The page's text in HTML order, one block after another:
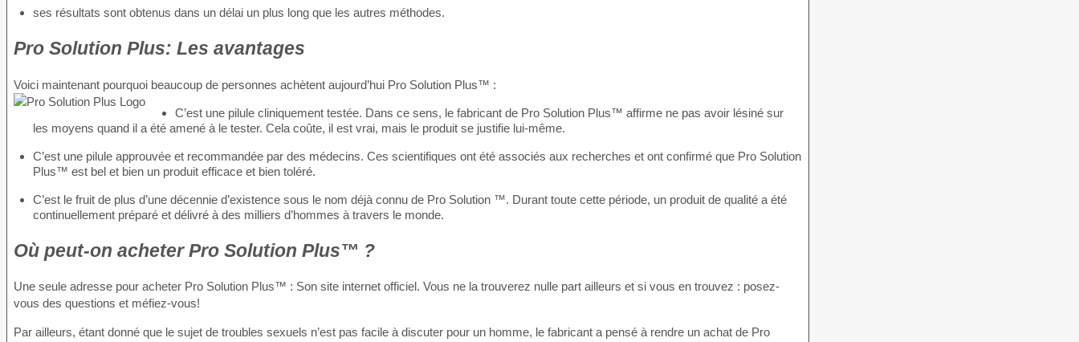
ses résultats sont obtenus dans un délai un plus long que les autres méthodes.
Pro Solution Plus: Les avantages
Voici maintenant pourquoi beaucoup de personnes achètent aujourd’hui Pro Solution Plus™ :
C’est une pilule cliniquement testée. Dans ce sens, le fabricant de Pro Solution Plus™ affirme ne pas avoir lésiné sur
les moyens quand il a été amené à le tester. Cela coûte, il est vrai, mais le produit se justifie lui-même.
C’est une pilule approuvée et recommandée par des médecins. Ces scientifiques ont été associés aux recherches et ont confirmé que Pro Solution
Plus™ est bel et bien un produit efficace et bien toléré.
C’est le fruit de plus d’une décennie d’existence sous le nom déjà connu de Pro Solution ™. Durant toute cette période, un produit de qualité a été
continuellement préparé et délivré à des milliers d’hommes à travers le monde.
Où peut-on acheter Pro Solution Plus™ ?
Une seule adresse pour acheter Pro Solution Plus™ : Son site internet officiel. Vous ne la trouverez nulle part ailleurs et si vous en trouvez : posez-
vous des questions et méfiez-vous!
Par ailleurs, étant donné que le sujet de troubles sexuels n’est pas facile à discuter pour un homme, le fabricant a pensé à rendre un achat de Pro